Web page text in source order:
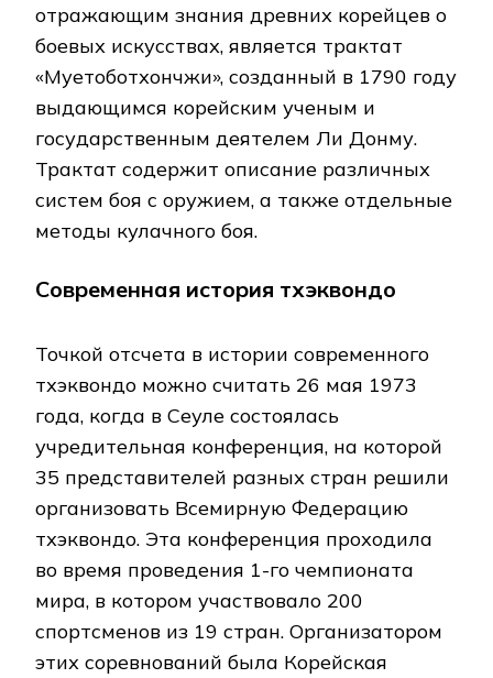
отражающим знания древних корейцев о
боевых искусствах, является трактат
«Муетоботхончжи», созданный в 1790 году
выдающимся корейским ученым и
государственным деятелем Ли Донму.
Трактат содержит описание различных
систем боя с оружием, а также отдельные
методы кулачного боя.
Современная история тхэквондо
Точкой отсчета в истории современного
тхэквондо можно считать 26 мая 1973
года, когда в Сеуле состоялась
учредительная конференция, на которой
35 представителей разных стран решили
организовать Всемирную Федерацию
тхэквондо. Эта конференция проходила
во время проведения 1-го чемпионата
мира, в котором участвовало 200
спортсменов из 19 стран. Организатором
этих соревнований была Корейская